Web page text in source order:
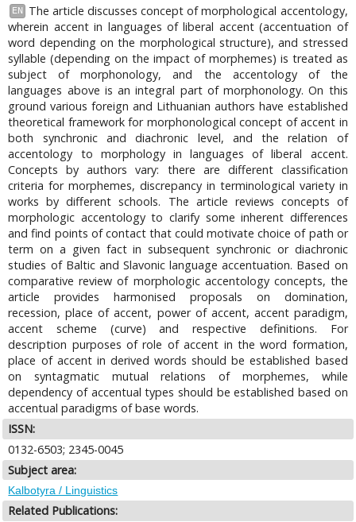
EN
The article discusses concept of morphological accentology,
wherein accent in languages of liberal accent (accentuation of
word depending on the morphological structure), and stressed
syllable (depending on the impact of morphemes) is treated as
subject of morphonology, and the accentology of the
languages above is an integral part of morphonology. On this
ground various foreign and Lithuanian authors have established
theoretical framework for morphonological concept of accent in
both synchronic and diachronic level, and the relation of
accentology to morphology in languages of liberal accent.
Concepts by authors vary: there are different classification
criteria for morphemes, discrepancy in terminological variety in
works by different schools. The article reviews concepts of
morphologic accentology to clarify some inherent differences
and find points of contact that could motivate choice of path or
term on a given fact in subsequent synchronic or diachronic
studies of Baltic and Slavonic language accentuation. Based on
comparative review of morphologic accentology concepts, the
article provides harmonised proposals on domination,
recession, place of accent, power of accent, accent paradigm,
accent scheme (curve) and respective definitions. For
description purposes of role of accent in the word formation,
place of accent in derived words should be established based
on syntagmatic mutual relations of morphemes, while
dependency of accentual types should be established based on
accentual paradigms of base words.
ISSN:
0132-6503; 2345-0045
Subject area:
Kalbotyra / Linguistics
Related Publications: